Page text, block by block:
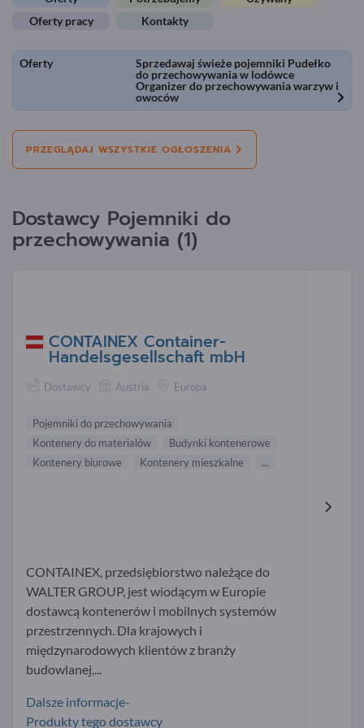
Oferty pracy
Kontakty
Oferty
Sprzedawaj świeże pojemniki Pudełko
do przechowywania w lodówce
Organizer do przechowywania warzyw i
owoców
PRZEGLĄDAJ WSZYSTKIE OGŁOSZENIA
Dostawcy Pojemniki do
przechowywania (1)
CONTAINEX Container-
Handelsgesellschaft mbH
Dostawcy Austria Europa
Pojemniki do przechowywania
Kontenery do materialów
Budynki kontenerowe
Kontenery biurowe
Kontenery mieszkalne ...
CONTAINEX, przedsiębiorstwo należące do
WALTER GROUP, jest wiodącym w Europie
dostawcą kontenerów i mobilnych systemów
przestrzennych. Dla krajowych i
międzynarodowych klientów z branży
budowlanej,...
Dalsze informacje-
Produkty tego dostawcy